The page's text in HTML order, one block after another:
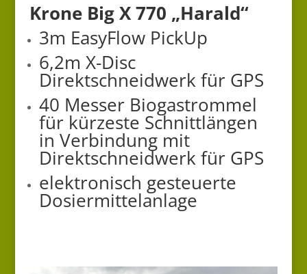
Krone Big X 770 „Harald“
3m EasyFlow PickUp
6,2m X-Disc
Direktschneidwerk für GPS
40 Messer Biogastrommel
für kürzeste Schnittlängen
in Verbindung mit
Direktschneidwerk für GPS
elektronisch gesteuerte
Dosiermittelanlage